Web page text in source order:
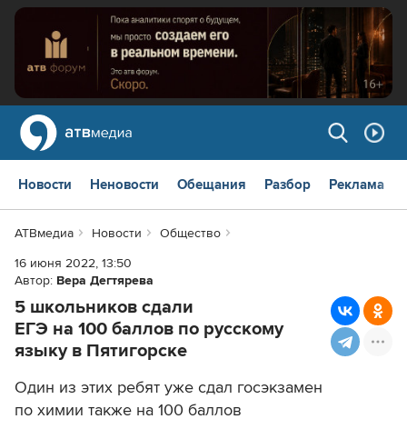
Новости Неновости Обещания Разбор Реклама
АТВмедиа Новости
Общество
16 июня 2022, 13:50
Автор: Вера Дегтярева
5 школьников сдали
ЕГЭ на 100 баллов по русскому
языку в Пятигорске
Один из этих ребят уже сдал госэкзамен
по химии также на 100 баллов